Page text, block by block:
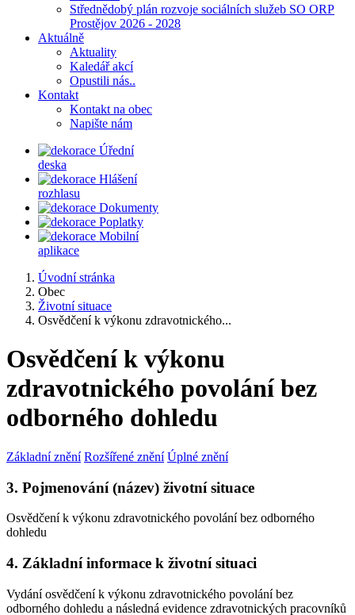
Střednědobý plán rozvoje sociálních služeb SO ORP
Prostějov 2026 - 2028
Aktuálně
Aktuality
Kaledář akcí
Opustili nás..
Kontakt
Kontakt na obec
Napište nám
Úřední
deska
Hlášení
rozhlasu
Dokumenty
Poplatky
Mobilní
aplikace
Úvodní stránka
Obec
Životní situace
Osvědčení k výkonu zdravotnického...
Osvědčení k výkonu
zdravotnického povolání bez
odborného dohledu
Základní znění Rozšířené znění Úplné znění
3. Pojmenování (název) životní situace
Osvědčení k výkonu zdravotnického povolání bez odborného
dohledu
4. Základní informace k životní situaci
Vydání osvědčení k výkonu zdravotnického povolání bez
odborného dohledu a následná evidence zdravotnických pracovníků